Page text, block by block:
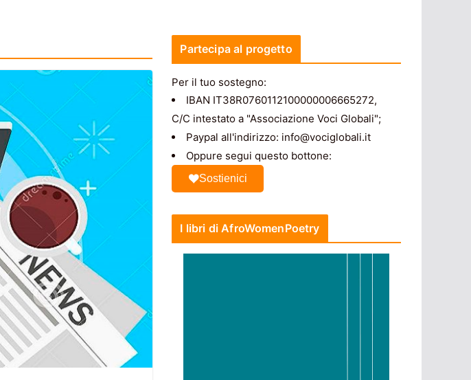
Partecipa al progetto
Per il tuo sostegno:
IBAN IT38R0760112100000006665272,
C/C intestato a "Associazione Voci Globali";
Paypal all'indirizzo: info@vociglobali.it
Oppure segui questo bottone:
Sostienici
I libri di AfroWomenPoetry